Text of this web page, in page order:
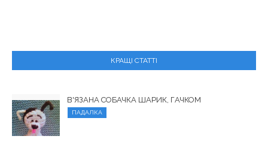
КРАЩІ СТАТТІ
В'ЯЗАНА СОБАЧКА ШАРИК, ГАЧКОМ
ПАДАЛКА